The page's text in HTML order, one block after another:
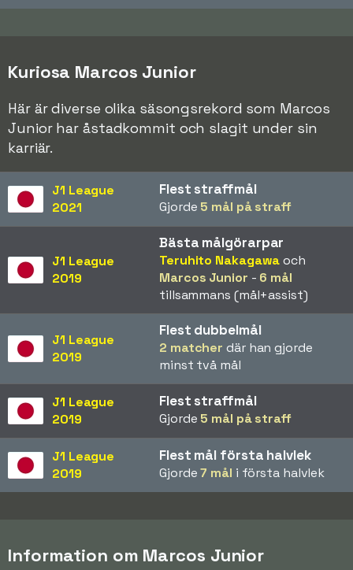
Kuriosa Marcos Junior
Här är diverse olika säsongsrekord som Marcos
Junior har åstadkommit och slagit under sin
karriär.
J1 League
2021
Flest straffmål
Gjorde 5 mål på straff
J1 League
2019
Bästa målgörarpar
Teruhito Nakagawaoch
Marcos Junior - 6 mål
tillsammans (mål+assist)
J1 League
2019
Flest dubbelmål
2 matcher där han gjorde
minst två mål
J1 League
2019
Flest straffmål
Gjorde 5 mål på straff
J1 League
2019
Flest mål första halvlek
Gjorde7 mål i första halvlek
Information om Marcos Junior